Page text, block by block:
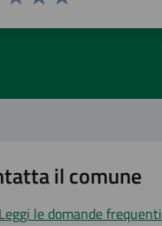
il comune
le domande frequenti